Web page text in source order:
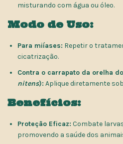
misturando com água ou óleo.
Modo de Uso:
Para miíases: Repetir o
cicatrização.
Contra o carrapato da orelha
nitens): Aplique diretamente
Benefícios:
Proteção Eficaz: Combate
promovendo a saúde dos